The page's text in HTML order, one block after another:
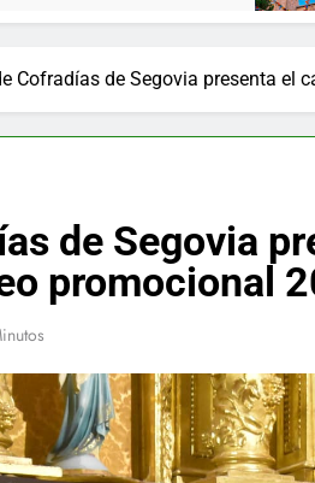
Cofradías de Segovia presenta el
de Segovia
promocional